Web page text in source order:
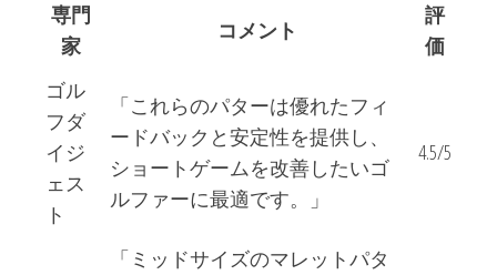
専門
家
コメント
評
価
ゴル
フダ
イジ
ェス
ト
「これらのパターは優れたフィ
ードバックと安定性を提供し、
ショートゲームを改善したいゴ
ルファーに最適です。」
4.5/5
「ミッドサイズのマレットパタ